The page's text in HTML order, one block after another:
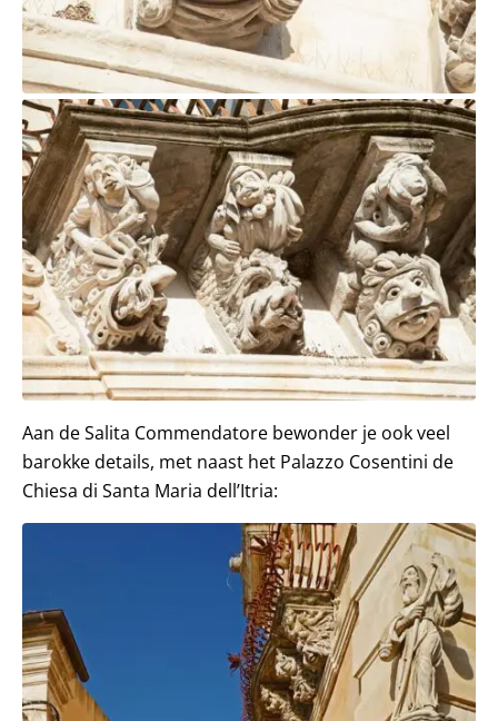
Aan de Salita Commendatore bewonder je ook veel
barokke details, met naast het Palazzo Cosentini de
Chiesa di Santa Maria dell’Itria: